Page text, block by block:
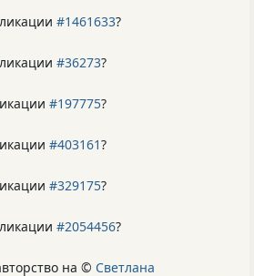
#1461633?
#36273?
#197775?
#403161?
#329175?
#2054456?
на © Светлана